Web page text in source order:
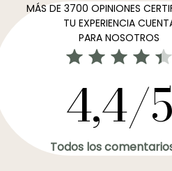
MÁS DE 3700 OPINIONES
TU EXPERIENCIA
PARA NOSOTROS
4,4/5
Todos los